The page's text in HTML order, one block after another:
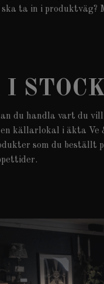
ska ta in i produktväg?
du handla vart du
källarlokal i äkta Ve
som du beställt